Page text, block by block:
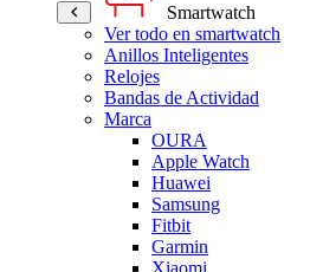
Smartwatch
Ver todo en smartwatch
Anillos Inteligentes
Relojes
Bandas de Actividad
Marca
OURA
Apple Watch
Huawei
Samsung
Fitbit
Garmin
Xiaomi